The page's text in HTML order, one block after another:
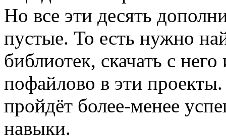
Но все эти десять
пустые. То есть нужно
библиотек, скачать с
пофайлово в эти
пройдёт более-менее
навыки.